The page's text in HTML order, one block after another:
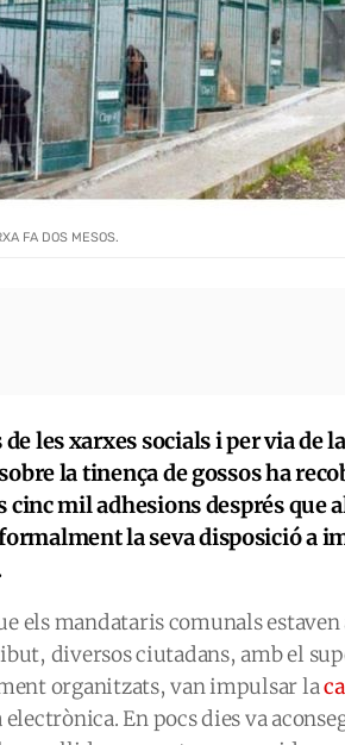
FA DOS MESOS.
les xarxes socials i per via de
la tinença de gossos ha
cinc mil adhesions després que
la seva disposició a
els mandataris comunals
diversos ciutadans, amb el
organitzats, van impulsar la
En pocs dies va